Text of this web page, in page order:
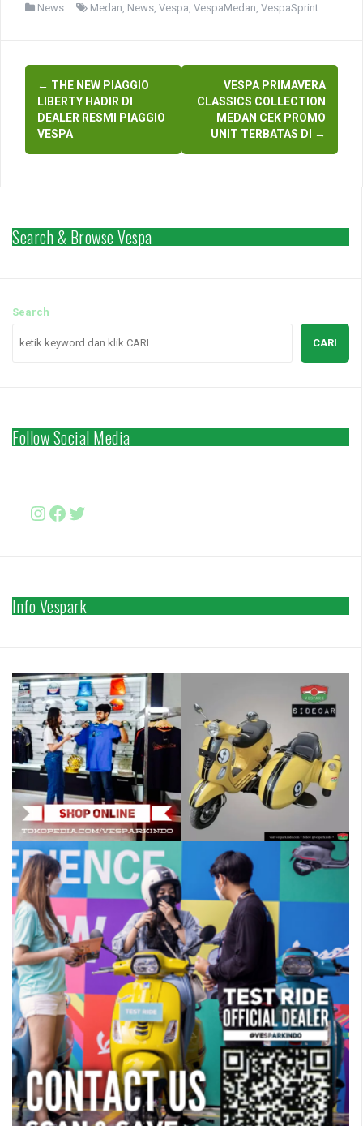
News Medan News Vespa VespaMedan VespaSprint
Post
navigation
← THE NEW PIAGGIO
LIBERTY HADIR DI
DEALER RESMI PIAGGIO
VESPA
VESPA PRIMAVERA
CLASSICS COLLECTION
MEDAN CEK PROMO
UNIT TERBATAS DI →
Search & Browse Vespa
Search
CARI
Follow Social Media
Instagram
Facebook
http://www.twitter.com/
Info Vespark